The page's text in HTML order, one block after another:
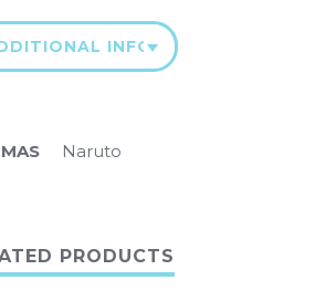
INFORMATION
Naruto
PRODUCTS